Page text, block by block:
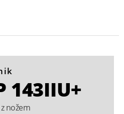
143IIU+
nožem